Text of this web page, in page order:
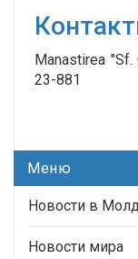
Manastirea "Sf.
23-881
Меню
Новости в
Новости мира